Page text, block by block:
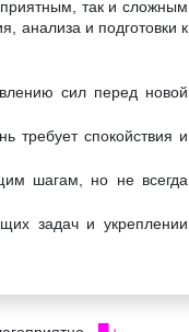
так и сложным
анализа и подготовки к
сил перед новой
требует спокойствия и
шагам, но не всегда
задач и укреплении